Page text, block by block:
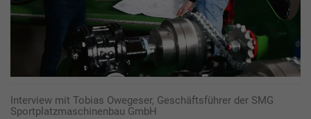
Interview mit Tobias Owegeser, Geschäftsführer der SMG
Sportplatzmaschinenbau GmbH